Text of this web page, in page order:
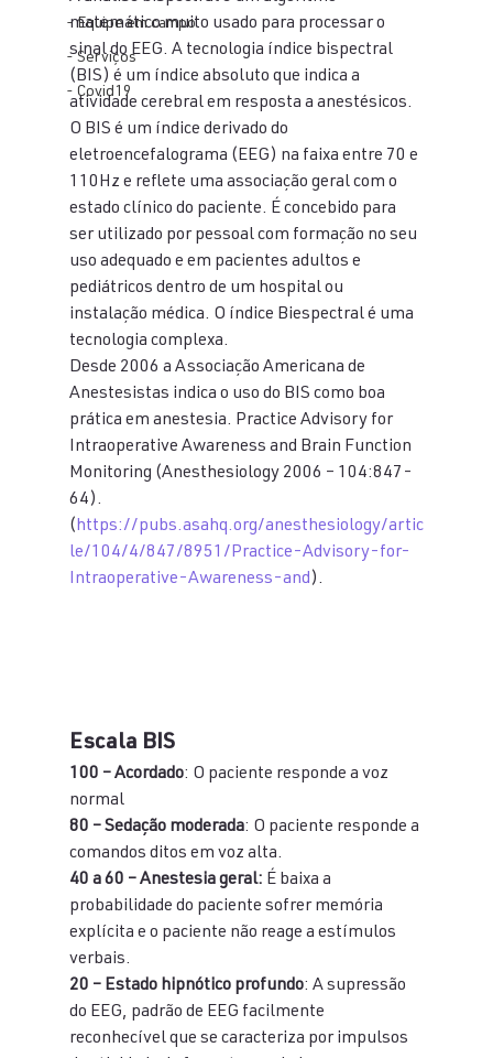
- Equipe em campo
- Serviços
- Covid19
matemático muito usado para processar o
sinal do EEG. A tecnologia índice bispectral
(BIS) é um índice absoluto que indica a
atividade cerebral em resposta a anestésicos.
O BIS é um índice derivado do
eletroencefalograma (EEG) na faixa entre 70 e
110Hz e reflete uma associação geral com o
estado clínico do paciente. É concebido para
ser utilizado por pessoal com formação no seu
uso adequado e em pacientes adultos e
pediátricos dentro de um hospital ou
instalação médica. O índice Biespectral é uma
tecnologia complexa.
Desde 2006 a Associação Americana de
Anestesistas indica o uso do BIS como boa
prática em anestesia. Practice Advisory for
Intraoperative Awareness and Brain Function
Monitoring (Anesthesiology 2006 – 104:847-
64).
(https://pubs.asahq.org/anesthesiology/artic
le/104/4/847/8951/Practice-Advisory-for-
Intraoperative-Awareness-and).
Escala BIS
100 – Acordado: O paciente responde a voz
normal
80 – Sedação moderada: O paciente responde a
comandos ditos em voz alta.
40 a 60 – Anestesia geral: É baixa a
probabilidade do paciente sofrer memória
explícita e o paciente não reage a estímulos
verbais.
20 – Estado hipnótico profundo: A supressão
do EEG, padrão de EEG facilmente
reconhecível que se caracteriza por impulsos